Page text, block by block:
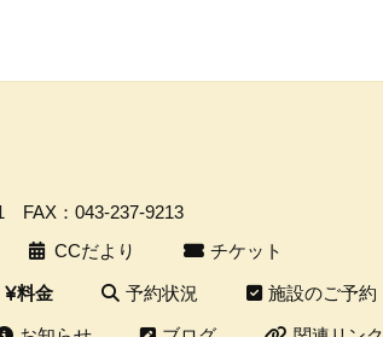
FAX：043-237-9213
CCだより チケット
料金 予約状況 施設のご予約